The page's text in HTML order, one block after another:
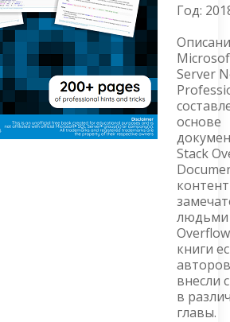
Год:
Server
основе
Stack
людьми
книги
внесли
в
главы.